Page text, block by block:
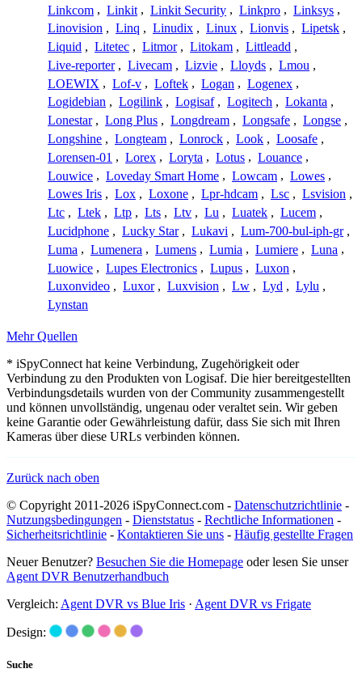
Linkcom , Linkit , Linkit Security , Linkpro , Linksys ,
Linovision , Linq , Linudix , Linux , Lionvis , Lipetsk ,
Liquid , Litetec , Litmor , Litokam , Littleadd ,
Live-reporter , Livecam , Lizvie , Lloyds , Lmou ,
LOEWIX , Lof-v , Loftek , Logan , Logenex ,
Logidebian , Logilink , Logisaf , Logitech , Lokanta ,
Lonestar , Long Plus , Longdream , Longsafe , Longse ,
Longshine , Longteam , Lonrock , Look , Loosafe ,
Lorensen-01 , Lorex , Loryta , Lotus , Louance ,
Louwice , Loveday Smart Home , Lowcam , Lowes ,
Lowes Iris , Lox , Loxone , Lpr-hdcam , Lsc , Lsvision ,
Ltc , Ltek , Ltp , Lts , Ltv , Lu , Luatek , Lucem ,
Lucidphone , Lucky Star , Lukavi , Lum-700-bul-iph-gr ,
Luma , Lumenera , Lumens , Lumia , Lumiere , Luna ,
Luowice , Lupes Electronics , Lupus , Luxon ,
Luxonvideo , Luxor , Luxvision , Lw , Lyd , Lylu ,
Lynstan
Mehr Quellen
* iSpyConnect hat keine Verbindung, Zugehörigkeit oder
Verbindung zu den Produkten von Logisaf. Die hier bereitgestellten
Verbindungsdetails wurden von der Community zusammengestellt
und können unvollständig, ungenau oder veraltet sein. Wir geben
keine Garantie oder Gewährleistung dafür, dass Sie sich mit Ihren
Kameras über diese URLs verbinden können.
Zurück nach oben
© Copyright 2011-2026 iSpyConnect.com - Datenschutzrichtlinie -
Nutzungsbedingungen - Dienststatus - Rechtliche Informationen -
Sicherheitsrichtlinie - Kontaktieren Sie uns - Häufig gestellte Fragen
Neuer Benutzer? Besuchen Sie die Homepage oder lesen Sie unser
Agent DVR Benutzerhandbuch
Vergleich: Agent DVR vs Blue Iris · Agent DVR vs Frigate
Design:
Suche